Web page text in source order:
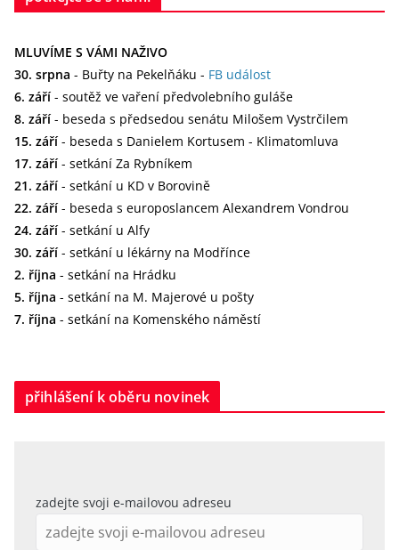
MLUVÍME S VÁMI NAŽIVO
30. srpna - Buřty na Pekelňáku - FB událost
6. září - soutěž ve vaření předvolebního guláše
8. září - beseda s předsedou senátu Milošem Vystrčilem
15. září - beseda s Danielem Kortusem - Klimatomluva
17. září - setkání Za Rybníkem
21. září - setkání u KD v Borovině
22. září - beseda s europoslancem Alexandrem Vondrou
24. září - setkání u Alfy
30. září - setkání u lékárny na Modřínce
2. října - setkání na Hrádku
5. října - setkání na M. Majerové u pošty
7. října - setkání na Komenského náměstí
přihlášení k oběru novinek
zadejte svoji e-mailovou adreseu